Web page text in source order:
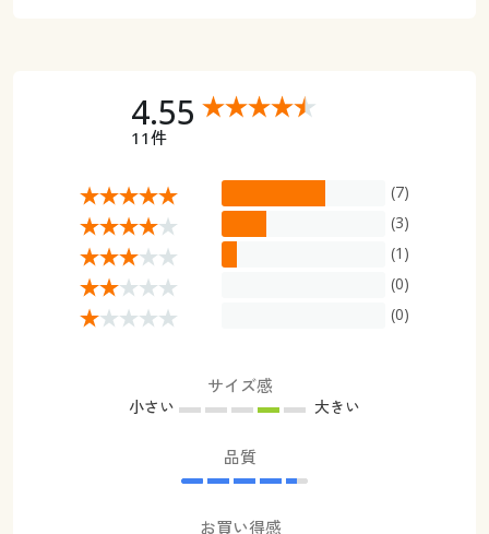
サポート
ご利用ガイド
よくある質問とお問い合わせ
ご利用ガイド
よくある質問とお問い合わせ
4.55
11件
(7)
(3)
(1)
(0)
(0)
サイズ感
小さい 大きい
品質
お買い得感